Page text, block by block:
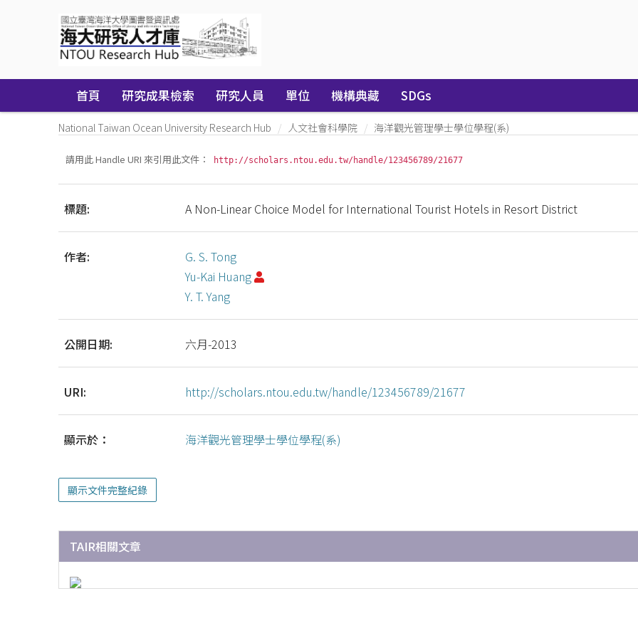
首頁 研究成果檢索 研究人員 單位 機構典藏 SDGs
National Taiwan Ocean University Research Hub 人文社會科學院 海洋觀光管理學士學位學程(系)
請用此 Handle URI 來引用此文件： http://scholars.ntou.edu.tw/handle/123456789/21677
標題: A Non-Linear Choice Model for International Tourist Hotels in Resort District
作者:
G. S. Tong
Yu-Kai Huang
Y. T. Yang
公開日期: 六月-2013
URI: http://scholars.ntou.edu.tw/handle/123456789/21677
顯示於： 海洋觀光管理學士學位學程(系)
顯示文件完整紀錄
TAIR相關文章